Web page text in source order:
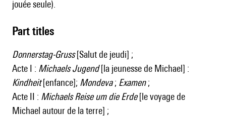
jouée seule).
Part titles
Donnerstag-Gruss[Salut de jeudi] ;
Acte I : Michaels Jugend[la jeunesse de Michael] :
Kindheit[enfance]; Mondeva; Examen;
Acte II : Michaels Reise um die Erde[le voyage de
Michael autour de la terre] ;